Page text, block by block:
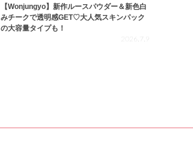
【Wonjungyo】新作ルースパウダー＆新色白
みチークで透明感GET♡大人気スキンパック
の大容量タイプも！
2026.7.9